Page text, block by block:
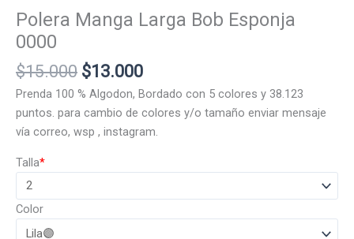
Polera Manga Larga Bob Esponja
0000
$15.000 El
precio
original
era:
$13.000El
precio
actual
es:
Prenda 100 % Algodon, Bordado con 5 colores y 38.123
puntos. para cambio de colores y/o tamaño enviar mensaje
vía correo, wsp , instagram.
*
Talla
Color